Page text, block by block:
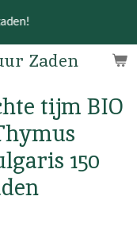
Zaden
tijm BIO
150